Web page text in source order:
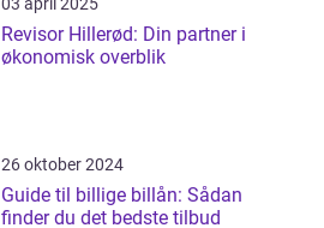
03 april 2025
Revisor Hillerød: Din partner i
økonomisk overblik
26 oktober 2024
Guide til billige billån: Sådan
finder du det bedste tilbud